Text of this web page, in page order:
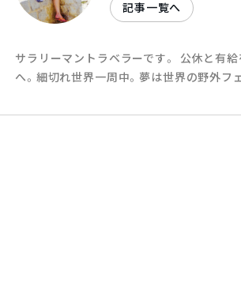
記事一覧へ
サラリーマントラベラーです。 公休と有
へ。細切れ世界一周中。夢は世界の野外フ